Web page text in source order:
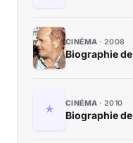
CINÉMA 2008
Biographie
CINÉMA 2010
Biographie